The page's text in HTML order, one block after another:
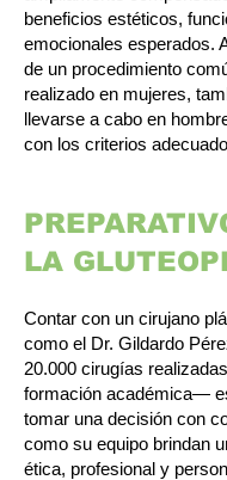
beneficios estéticos,
emocionales esperados.
de un procedimiento
realizado en mujeres,
llevarse a cabo en
con los criterios
LA
Contar con un cirujano
como el Dr. Gildardo
20.000 cirugías
formación académica—
tomar una decisión con
como su equipo brindan
ética, profesional y